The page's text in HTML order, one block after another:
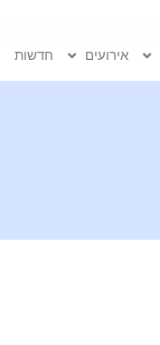
אירועים חדשות